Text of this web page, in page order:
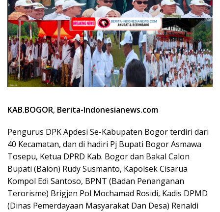
KAB.BOGOR, Berita-Indonesianews.com
Pengurus DPK Apdesi Se-Kabupaten Bogor terdiri dari
40 Kecamatan, dan di hadiri Pj Bupati Bogor Asmawa
Tosepu, Ketua DPRD Kab. Bogor dan Bakal Calon
Bupati (Balon) Rudy Susmanto, Kapolsek Cisarua
Kompol Edi Santoso, BPNT (Badan Penanganan
Terorisme) Brigjen Pol Mochamad Rosidi, Kadis DPMD
(Dinas Pemerdayaan Masyarakat Dan Desa) Renaldi